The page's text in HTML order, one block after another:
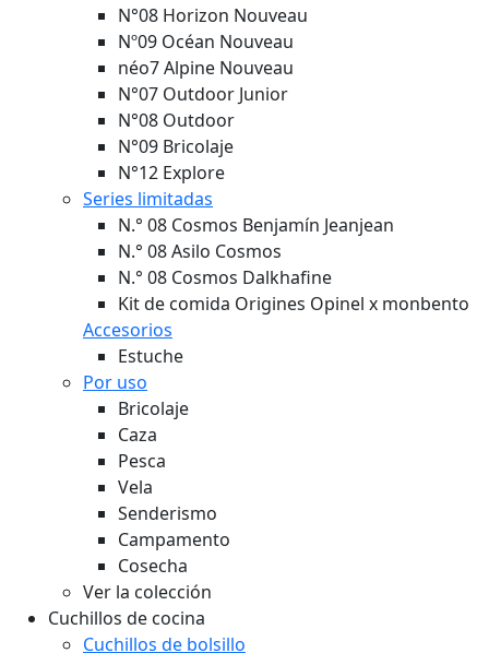
N°08 Horizon Nouveau
Nº09 Océan Nouveau
néo7 Alpine Nouveau
N°07 Outdoor Junior
N°08 Outdoor
N°09 Bricolaje
N°12 Explore
Series limitadas
N.° 08 Cosmos Benjamín Jeanjean
N.° 08 Asilo Cosmos
N.° 08 Cosmos Dalkhafine
Kit de comida Origines Opinel x monbento
Accesorios
Estuche
Por uso
Bricolaje
Caza
Pesca
Vela
Senderismo
Campamento
Cosecha
Ver la colección
Cuchillos de cocina
Cuchillos de bolsillo